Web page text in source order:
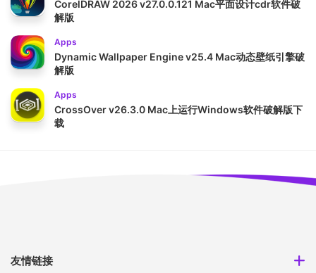
CorelDRAW 2026 v27.0.0.121 Mac平面设计cdr软件破
解版
Apps
Dynamic Wallpaper Engine v25.4 Mac动态壁纸引擎破
解版
Apps
CrossOver v26.3.0 Mac上运行Windows软件破解版下
载
友情链接